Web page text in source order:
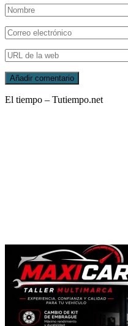
El tiempo – Tutiempo.net